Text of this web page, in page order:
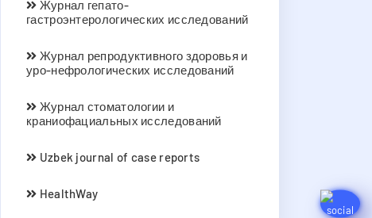
Журнал гепато-
гастроэнтерологических исследований
Журнал репродуктивного здоровья и
уро-нефрологических исследований
Журнал стоматологии и
краниофациальных исследований
Uzbek journal of case reports
HealthWay